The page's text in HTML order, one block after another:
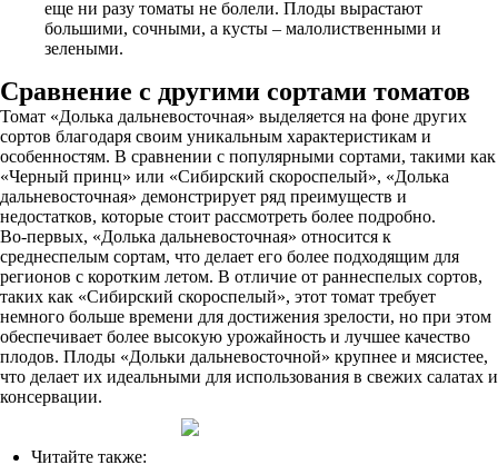
еще ни разу томаты не болели. Плоды вырастают
большими, сочными, а кусты – малолиственными и
зелеными.
Сравнение с другими сортами томатов
Томат «Долька дальневосточная» выделяется на фоне других
сортов благодаря своим уникальным характеристикам и
особенностям. В сравнении с популярными сортами, такими как
«Черный принц» или «Сибирский скороспелый», «Долька
дальневосточная» демонстрирует ряд преимуществ и
недостатков, которые стоит рассмотреть более подробно.
Во-первых, «Долька дальневосточная» относится к
среднеспелым сортам, что делает его более подходящим для
регионов с коротким летом. В отличие от раннеспелых сортов,
таких как «Сибирский скороспелый», этот томат требует
немного больше времени для достижения зрелости, но при этом
обеспечивает более высокую урожайность и лучшее качество
плодов. Плоды «Дольки дальневосточной» крупнее и мясистее,
что делает их идеальными для использования в свежих салатах и
консервации.
Читайте также: